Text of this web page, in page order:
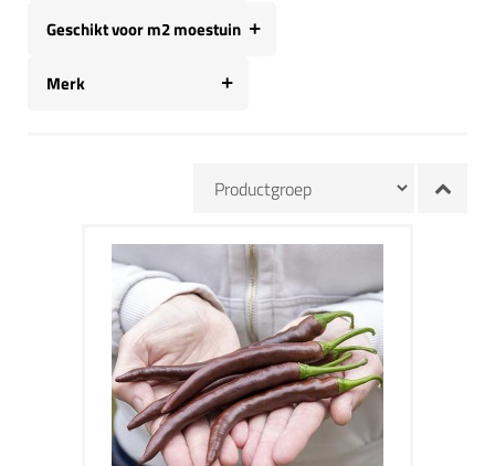
Geschikt voor m2 moestuin
Merk